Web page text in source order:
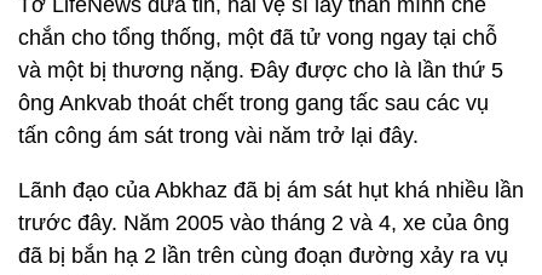
Tờ LifeNews đưa tin, hai vệ sĩ lấy thân mình che
chắn cho tổng thống, một đã tử vong ngay tại chỗ
và một bị thương nặng. Đây được cho là lần thứ 5
ông Ankvab thoát chết trong gang tấc sau các vụ
tấn công ám sát trong vài năm trở lại đây.
Lãnh đạo của Abkhaz đã bị ám sát hụt khá nhiều lần
trước đây. Năm 2005 vào tháng 2 và 4, xe của ông
đã bị bắn hạ 2 lần trên cùng đoạn đường xảy ra vụ